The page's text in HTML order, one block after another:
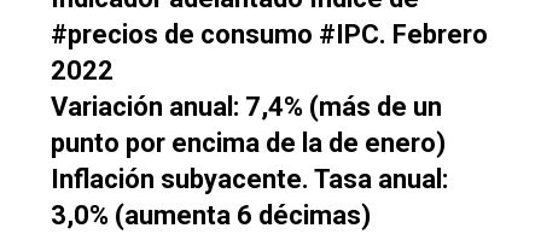
#precios de consumo #IPC. Febrero
2022
Variación anual: 7,4% (más de un
punto por encima de la de enero)
Inflación subyacente. Tasa anual:
3,0% (aumenta 6 décimas)